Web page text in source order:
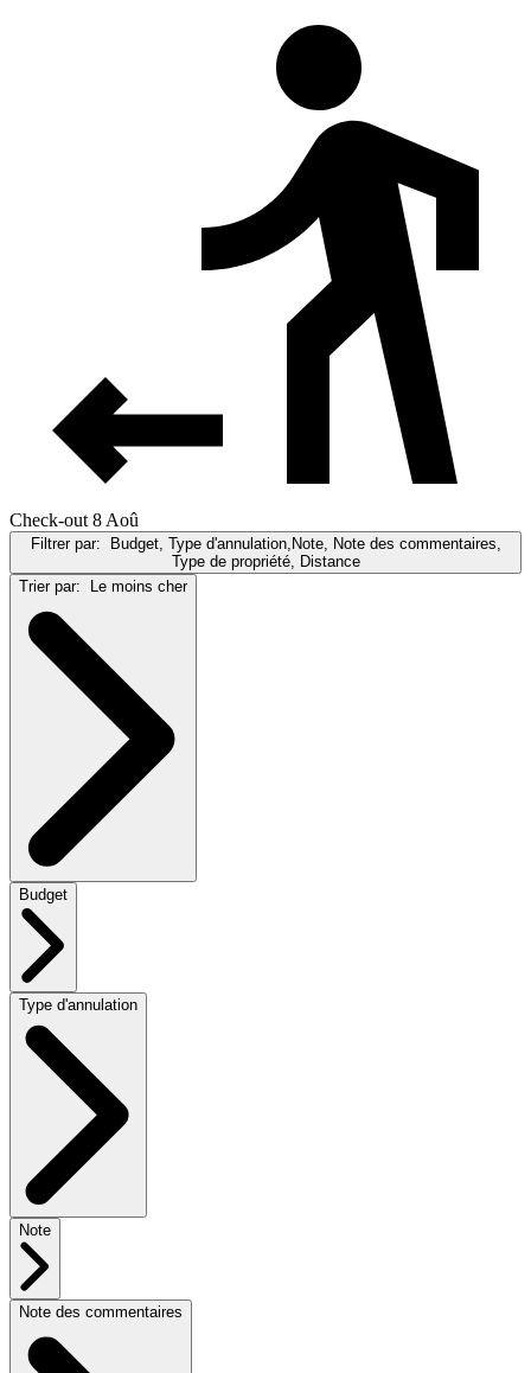
Check-out 8 Aoû
Filtrer par: Budget, Type d'annulation,Note, Note des commentaires,
Type de propriété, Distance
Trier par: Le moins cher
Budget
Type d'annulation
Note
Note des commentaires